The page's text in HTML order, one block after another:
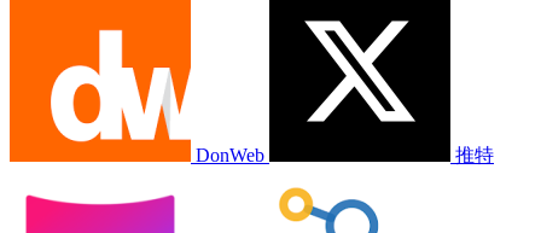
DonWeb 推特